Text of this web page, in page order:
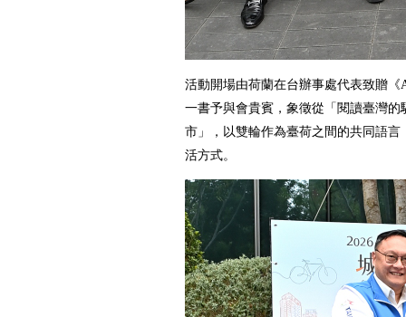
活動開場由荷蘭在台辦事處代表致贈《
一書予與會貴賓，象徵從「閱讀臺灣
市」，以雙輪作為臺荷之間的共同語
活方式。